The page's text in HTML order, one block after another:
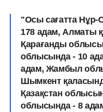
"Осы сағатта
178 адам, Алматы
Қарағанды
облысында - 10
адам, Жамбыл
Шымкент
Қазақстан
облысында - 8